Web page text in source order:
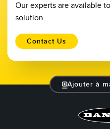
Our experts are available
solution.
Contact Us
Ajouter à